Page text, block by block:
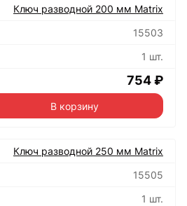
Ключ разводной 200 мм Matrix
15503
1 шт.
754 ₽
В корзину
Ключ разводной 250 мм Matrix
15505
1 шт.